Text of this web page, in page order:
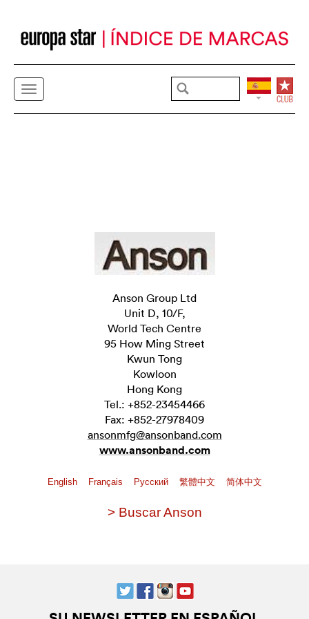
Anson Group Ltd
Unit D, 10/F,
World Tech Centre
95 How Ming Street
Kwun Tong
Kowloon
Hong Kong
Tel.: +852-23454466
Fax: +852-27978409
ansonmfg@ansonband.com
www.ansonband.com
English Français Pусский 繁體中文 简体中文
> Buscar Anson